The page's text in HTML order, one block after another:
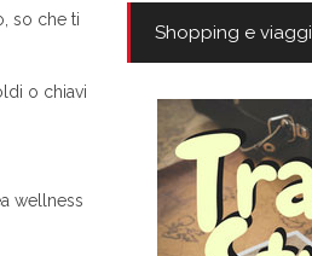
so che ti
o chiavi
wellness
Shopping e viaggi